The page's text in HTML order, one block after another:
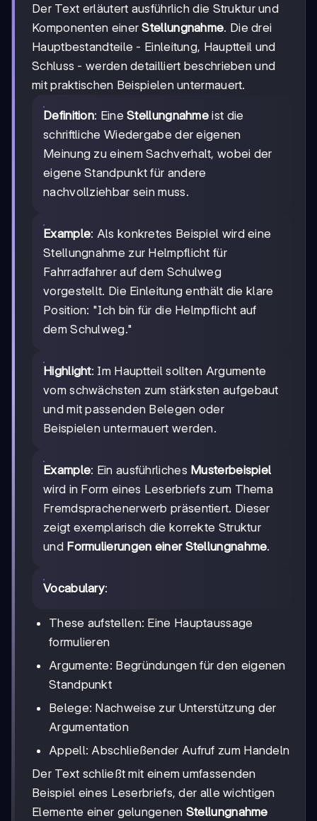
Der Text erläutert ausführlich die Struktur und
Komponenten einerStellungnahme. Die drei
Hauptbestandteile - Einleitung, Hauptteil und
Schluss - werden detailliert beschrieben und
mit praktischen Beispielen untermauert.
Definition: EineStellungnahme ist die
schriftliche Wiedergabe der eigenen
Meinung zu einem Sachverhalt, wobei der
eigene Standpunkt für andere
nachvollziehbar sein muss.
Example: Als konkretes Beispiel wird eine
Stellungnahme zur Helmpflicht für
Fahrradfahrer auf dem Schulweg
vorgestellt. Die Einleitung enthält die klare
Position: "Ich bin für die Helmpflicht auf
dem Schulweg."
Highlight: Im Hauptteil sollten Argumente
vom schwächsten zum stärksten aufgebaut
und mit passenden Belegen oder
Beispielen untermauert werden.
Example: Ein ausführliches Musterbeispiel
wird in Form eines Leserbriefs zum Thema
Fremdsprachenerwerb präsentiert. Dieser
zeigt exemplarisch die korrekte Struktur
und Formulierungen einer Stellungnahme.
Vocabulary:
These aufstellen: Eine Hauptaussage
formulieren
Argumente: Begründungen für den eigenen
Standpunkt
Belege: Nachweise zur Unterstützung der
Argumentation
Appell: Abschließender Aufruf zum Handeln
Der Text schließt mit einem umfassenden
Beispiel eines Leserbriefs, der alle wichtigen
Elemente einer gelungenen Stellungnahme